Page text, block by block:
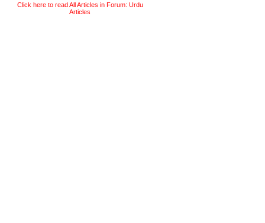
Click here to read All Articles in Forum: Urdu
Articles